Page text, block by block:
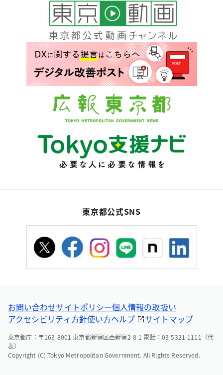
東京都公式SNS
お問い合わせサイトポリシー個人情報の取扱い
アクセシビリティ方針使い方ヘルプ サイトマップ
東京都庁：〒163-8001 東京都新宿区西新宿2-8-1 電話：03-5321-1111（代
表）
Copyright (C) Tokyo Metropolitan Government. All Rights Reserved.